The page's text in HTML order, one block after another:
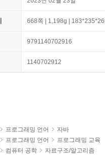
668쪽 | 1,198g |
9791140702916
1140702912
프로그래밍 언어
자바
프로그래밍 언어
프로그래밍 교육
컴퓨터 공학 자료구조/알고리즘